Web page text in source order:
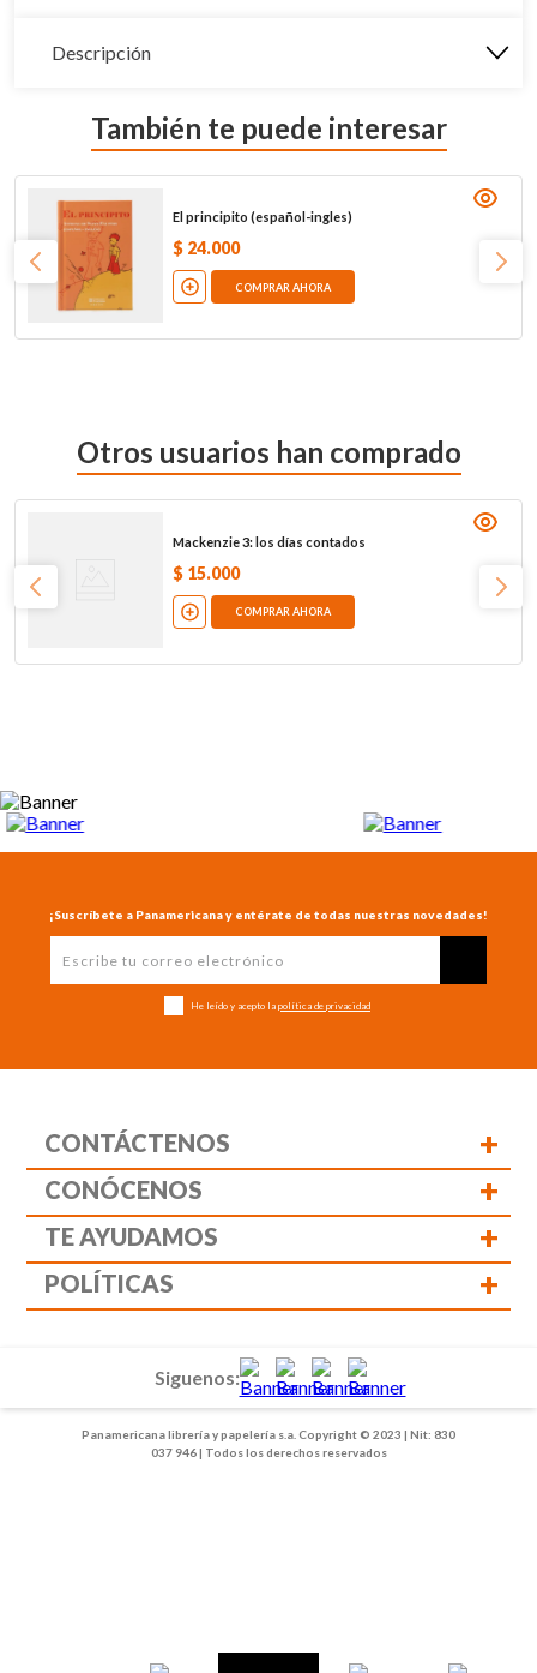
Descripción
También te puede interesar
El principito (español-ingles)
$ 24.000
COMPRAR AHORA
Otros usuarios han comprado
Mackenzie 3: los días contados
$ 15.000
COMPRAR AHORA
¡Suscríbete a Panamericana y entérate de todas nuestras novedades!
He leído y acepto la política de privacidad
CONTÁCTENOS +
CONÓCENOS +
TE AYUDAMOS +
POLÍTICAS +
Panamericana librería y papelería s.a. Copyright © 2023 | Nit: 830
037 946 | Todos los derechos reservados
Siguenos: